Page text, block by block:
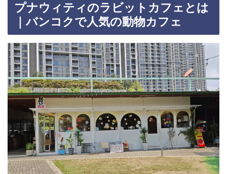
プナウィティのラビットカフェとは
｜バンコクで人気の動物カフェ